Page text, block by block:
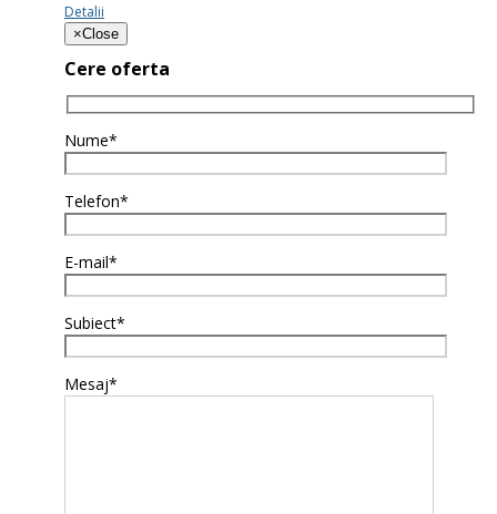
Detalii
×Close
Cere oferta
Nume*
Telefon*
E-mail*
Subiect*
Mesaj*